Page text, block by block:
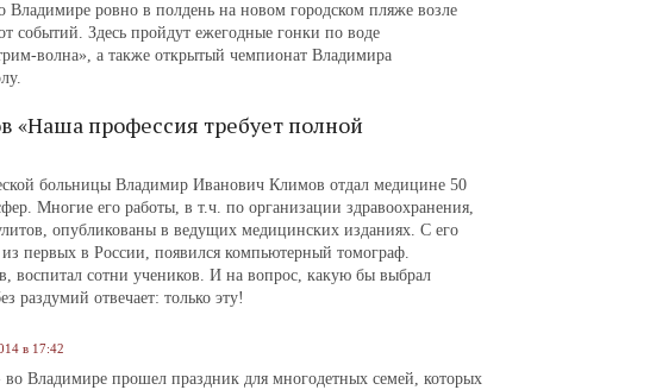
Владимире ровно в полдень на новом городском пляже возле
событий. Здесь пройдут ежегодные гонки по воде
волна», а также открытый чемпионат Владимира
профессия требует полной
больницы Владимир Иванович Климов отдал медицине 50
Многие его работы, в т.ч. по организации здравоохранения,
опубликованы в ведущих медицинских изданиях. С его
первых в России, появился компьютерный томограф.
воспитал сотни учеников. И на вопрос, какую бы выбрал
раздумий отвечает: только эту!
в 17:42
Владимире прошел праздник для многодетных семей, которых